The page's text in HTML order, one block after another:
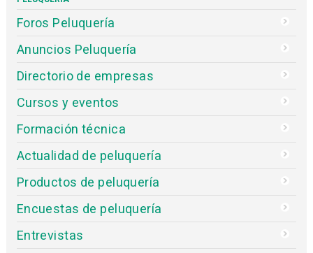
Foros Peluquería
Anuncios Peluquería
Directorio de empresas
Cursos y eventos
Formación técnica
Actualidad de peluquería
Productos de peluquería
Encuestas de peluquería
Entrevistas